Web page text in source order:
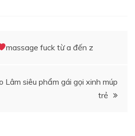
massage fuck từ a đến z
Lâm siêu phẩm gái gọi xinh múp
trẻ